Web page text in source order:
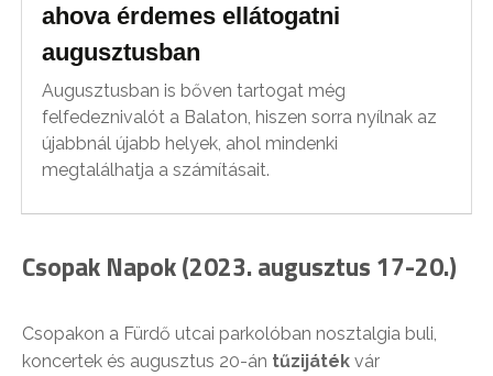
ahova érdemes ellátogatni
augusztusban
Augusztusban is bőven tartogat még
felfedeznivalót a Balaton, hiszen sorra nyílnak az
újabbnál újabb helyek, ahol mindenki
megtalálhatja a számításait.
Csopak Napok (2023. augusztus 17-20.)
Csopakon a Fürdő utcai parkolóban nosztalgia buli,
koncertek és augusztus 20-án tűzijáték vár